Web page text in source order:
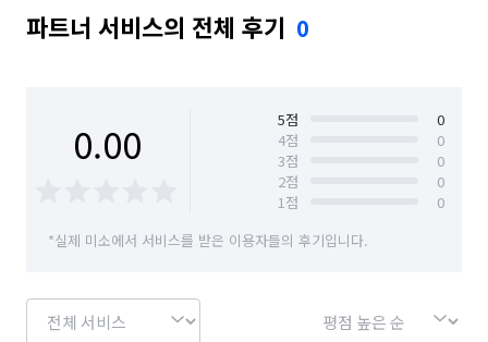
파트너 서비스의 전체 후기 0
0.00 5점
0
4점
0
3점
0
2점
0
1점
0
*실제 미소에서 서비스를 받은 이용자들의 후기입니다.